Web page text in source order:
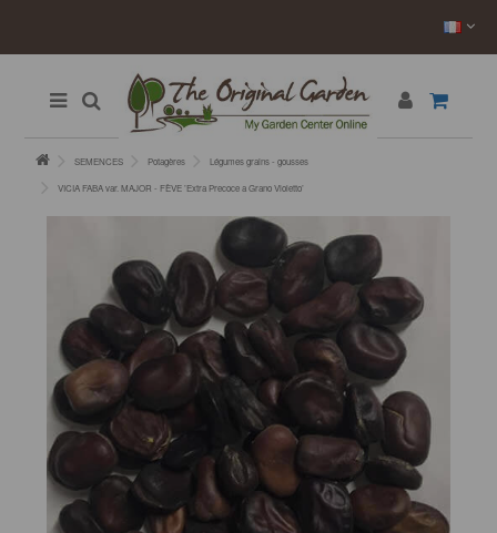
SEMENCES Potagères Légumes grains - gousses
VICIA FABA var. MAJOR - FÈVE ’Extra Precoce a Grano Violetto’